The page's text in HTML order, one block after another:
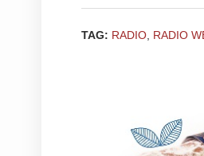
TAG: RADIO, RADIO